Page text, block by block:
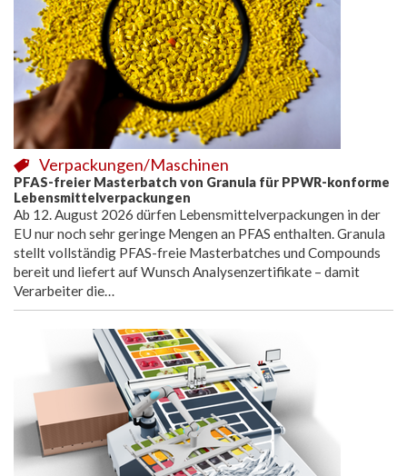
PFAS-freier Masterbatch von Granula für PPWR-konforme
Lebensmittelverpackungen
Verpackungen/Maschinen
Ab 12. August 2026 dürfen Lebensmittelverpackungen in der
EU nur noch sehr geringe Mengen an PFAS enthalten. Granula
stellt vollständig PFAS-freie Masterbatches und Compounds
bereit und liefert auf Wunsch Analysenzertifikate – damit
Verarbeiter die…